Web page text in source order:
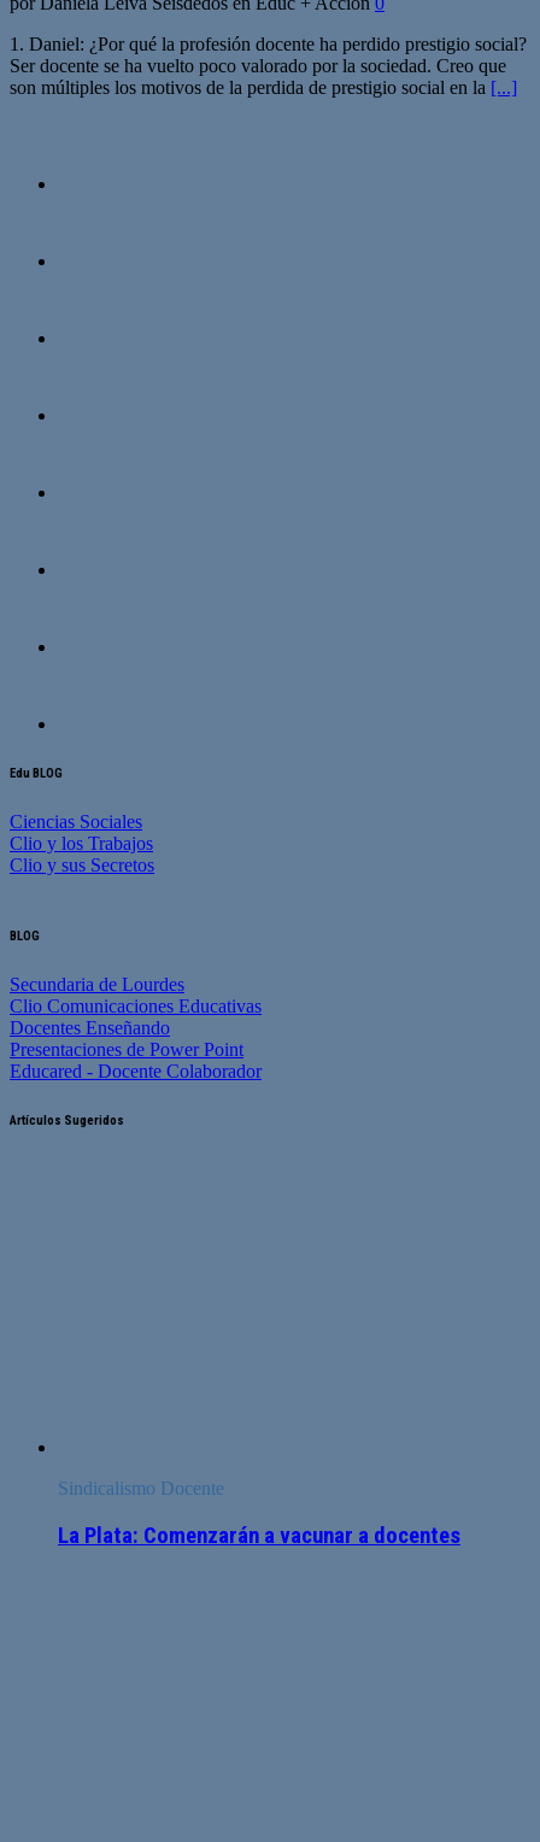
1. Daniel: ¿Por qué la profesión docente ha perdido prestigio social?
Ser docente se ha vuelto poco valorado por la sociedad. Creo que
son múltiples los motivos de la perdida de prestigio social en la [...]
Edu BLOG
Ciencias Sociales
Clio y los Trabajos
Clio y sus Secretos
BLOG
Secundaria de Lourdes
Clio Comunicaciones Educativas
Docentes Enseñando
Presentaciones de Power Point
Educared - Docente Colaborador
Artículos Sugeridos
Sindicalismo Docente
La Plata: Comenzarán a vacunar a docentes